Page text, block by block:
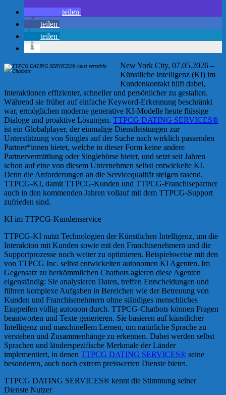
teilen
teilen
teilen
New York City, 07.05.2026 –
Künstliche Intelligenz (KI) im
Kundenkontakt hilft dabei,
Interaktionen effizienter, schneller und persönlicher zu gestalten.
Während sie früher auf einfache Keyword-Erkennung beschränkt
war, ermöglichen moderne generative KI-Modelle heute flüssige
Dialoge und proaktive Lösungen. TTPCG DATING SERVICES®
ist ein Globalplayer, der einmalige Dienstleistungen zur
Unterstützung von Singles auf der Suche nach wirklich passenden
Partner*innen bietet, welche in dieser Form keine andere
Partnervermittlung oder Singlebörse bietet, und setzt seit Jahren
schon auf eine von diesem Unternehmen selbst entwickelte KI.
Denn die Anforderungen an die Servicequalität steigen rasend.
TTPCG-KI, damit TTPCG-Kunden und TTPCG-Franchisepartner
auch in den kommenden Jahren vollauf mit dem TTPCG-Support
zufrieden sind.
KI im TTPCG-Kundenservice
TTPCG-KI nutzt Technologien der Künstlichen Intelligenz, um die
Interaktion mit Kunden sowie mit den Franchisenehmern und die
Supportprozesse noch weiter zu optimieren. Beispielsweise mit den
von TTPCG Inc. selbst entwickelten autonomen KI Agenten. Im
Gegensatz zu herkömmlichen Chatbots agieren diese Agenten
eigenständig: Sie analysieren Daten, treffen Entscheidungen und
führen komplexe Aufgaben in Bereichen wie der Betreuung von
Kunden und Franchisenehmern ohne ständiges menschliches
Eingreifen völlig autonom durch. TTPCG-Chatbots können Fragen
beantworten und Texte generieren. Sie basieren auf künstlicher
Intelligenz und maschinellem Lernen, um natürliche Sprache zu
verstehen und Zusammenhänge zu erkennen. Dabei werden selbst
Sprachen und länderspezifische Merkmale der Länder
implementiert, in denen TTPCG DATING SERVICES® seine
besonderen, auch noch extrem preiswerten Dienste bietet.
TTPCG DATING SERVICES® kennt die Stimmung seiner
Dienste Nutzer